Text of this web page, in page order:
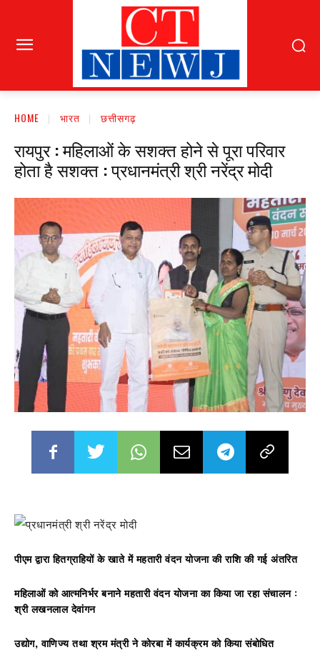
HOME भारत छत्तीसगढ़
रायपुर : महिलाओं के सशक्त होने से पूरा परिवार
होता है सशक्त : प्रधानमंत्री श्री नरेंद्र मोदी
पीएम द्वारा हितग्राहियों के खाते में महतारी वंदन योजना की राशि की गई अंतरित
महिलाओं को आत्मनिर्भर बनाने महतारी वंदन योजना का किया जा रहा संचालन :
श्री लखनलाल देवांगन
उद्योग, वाणिज्य तथा श्रम मंत्री ने कोरबा में कार्यक्रम को किया संबोधित